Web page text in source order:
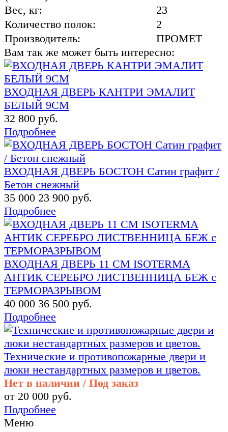
Вес, кг:
23
Количество полок:
2
Производитель:
ПРОМЕТ
Вам так же может быть интересно:
ВХОДНАЯ ДВЕРЬ КАНТРИ ЭМАЛИТ
БЕЛЫЙ 9СМ
32 800 руб.
Подробнее
ВХОДНАЯ ДВЕРЬ БОСТОН Сатин графит /
Бетон снежный
35 000 23 900 руб.
Подробнее
ВХОДНАЯ ДВЕРЬ 11 СМ ISOTERMA
АНТИК СЕРЕБРО ЛИСТВЕННИЦА БЕЖ с
ТЕРМОРАЗРЫВОМ
40 000 36 500 руб.
Подробнее
Технические и противопожарные двери и
люки нестандартных размеров и цветов.
Нет в наличии / Под заказ
от 20 000 руб.
Подробнее
Меню